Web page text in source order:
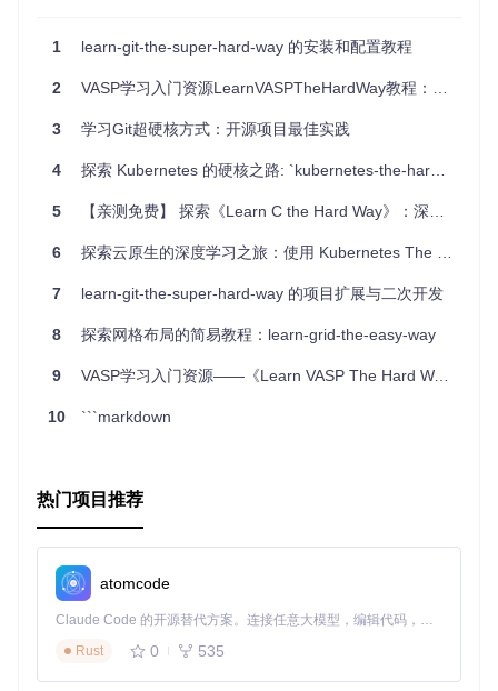
结构清晰 ：每个问题独立成章，方便你按需学习和查阅。
挑战性大：逐步增加难度，鼓励你跳出舒适区，提升解决问
题的能力。
总结来说，《Learn SQL The Hard Way》实战版是一份面向
行动的、全面的SQL教程，它将带你在实践中探索SQL的魅
力，助你在数据世界的海洋中畅游无阻。现在就加入，开始你
1 learn-git-the-super-hard-way 的安装和配置教程
2 VASP学习入门资源LearnVASPTheHardWay教程：助力初学者轻松掌握VASP技巧
3 学习Git超硬核方式：开源项目最佳实践
4 探索 Kubernetes 的硬核之路: `kubernetes-the-hard-way`
5 【亲测免费】 探索《Learn C the Hard Way》：深入理解C语言的经典教程
6 探索云原生的深度学习之旅：使用 Kubernetes The Hard Way (Vagrant)
7 learn-git-the-super-hard-way 的项目扩展与二次开发
8 探索网格布局的简易教程：learn-grid-the-easy-way
9 VASP学习入门资源——《Learn VASP The Hard Way》教程
10 ```markdown
热门项目推荐
atomcode
Claude Code 的开源替代方案。连接任意大模型，编辑代码，运行命令，自动验证 — 全自动执行。用 Rust 构建，极致性能。 ｜ An open-source alternative to Claude Code. Connect any LLM, edit code, run commands, and verify changes — autonomously. Built in Rust for speed. Get Started
Rust
0 535